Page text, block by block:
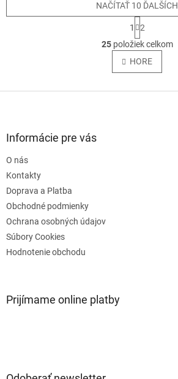
O
v
l
á
NAČÍTAŤ 10 ĎALŠÍCH
t
r
á
n
k
v
1
2
25položiek celkom
HORE
Informácie pre vás
O nás
Kontakty
Doprava a Platba
Obchodné podmienky
Ochrana osobných údajov
Súbory Cookies
Hodnotenie obchodu
Prijímame online platby